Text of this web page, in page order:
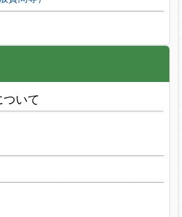
いて